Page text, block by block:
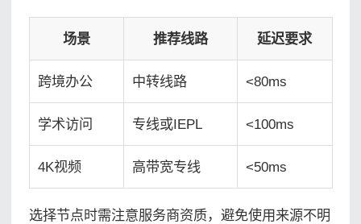
场景 推荐线路 延迟要求
跨境办公 中转线路 <80ms
学术访问 专线或IEPL <100ms
4K视频 高带宽专线 <50ms
选择节点时需注意服务商资质，避免使用来源不明